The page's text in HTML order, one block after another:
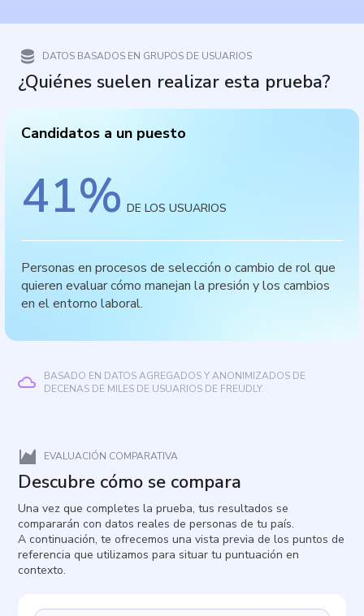
DATOS BASADOS EN GRUPOS DE USUARIOS
¿Quiénes suelen realizar esta prueba?
Candidatos a un puesto
41% DE LOS USUARIOS
Personas en procesos de selección o cambio de rol que
quieren evaluar cómo manejan la presión y los cambios
en el entorno laboral.
BASADO EN DATOS AGREGADOS Y ANONIMIZADOS DE
DECENAS DE MILES DE USUARIOS DE FREUDLY.
EVALUACIÓN COMPARATIVA
Descubre cómo se compara
Una vez que completes la prueba, tus resultados se
compararán con datos reales de personas de tu país.
A continuación, te ofrecemos una vista previa de los puntos de
referencia que utilizamos para situar tu puntuación en
contexto.